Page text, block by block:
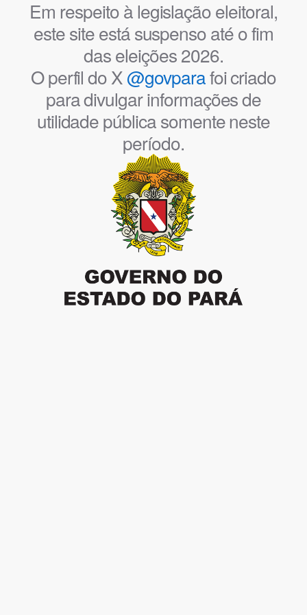
Em respeito à legislação eleitoral,
este site está suspenso até o fim
das eleições 2026.
O perfil do X@govparafoi criado
para divulgar informações de
utilidade pública somente neste
período.